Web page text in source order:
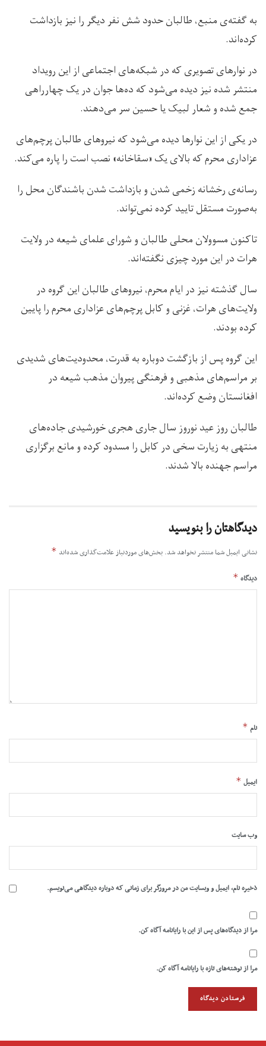
به گفته‌ی منبع، طالبان حدود شش نفر دیگر را نیز بازداشت
کرده‌اند.
در نوارهای تصویری که در شبکه‌های اجتماعی از این رویداد
منتشر شده نیز دیده می‌شود که ده‌ها جوان در یک چهارراهی
جمع شده و شعار لبیک یا حسین سر می‌دهند.
در یکی از این نوارها دیده می‌شود که نیروهای طالبان پرچم‌های
عزاداری محرم که بالای یک «سقاخانه» نصب است را پاره می‌کند.
رسانه‌ی رخشانه زخمی شدن و بازداشت شدن باشندگان محل را
به‌صورت مستقل تایید کرده نمی‌تواند.
تاکنون مسوولان محلی طالبان و شورای علمای شیعه در ولایت
هرات در این مورد چیزی نگفته‌اند.
سال گذشته نیز در ایام محرم، نیروهای طالبان این گروه در
ولایت‌های هرات، غزنی و کابل پرچم‌های عزاداری محرم را پایین
کرده بودند.
این گروه پس از بازگشت دوباره‌ به قدرت، محدودیت‌های شدیدی
بر مراسم‌های مذهبی و فرهنگی پیروان مذهب شیعه در
افغانستان وضع کرده‌اند.
طالبان روز عید نوروز سال جاری هجری خورشیدی جاده‌های
منتهی به زیارت سخی در کابل را مسدود کرده و مانع برگزاری
مراسم جهنده بالا شدند.
دیدگاهتان را بنویسید
نشانی ایمیل شما منتشر نخواهد شد. بخش‌های موردنیاز علامت‌گذاری شده‌اند *
دیدگاه *
نام *
ایمیل *
وب‌ سایت
ذخیره نام، ایمیل و وبسایت من در مرورگر برای زمانی که دوباره دیدگاهی می‌نویسم.
مرا از دیدگاه‌های پس از این با رایانامه آگاه کن.
مرا از نوشته‌های تازه با رایانامه آگاه کن.